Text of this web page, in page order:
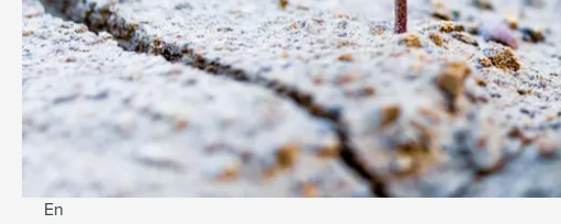
en
forskel.
Vi
kalder
dem
missionsdrevne
organisationer.
En